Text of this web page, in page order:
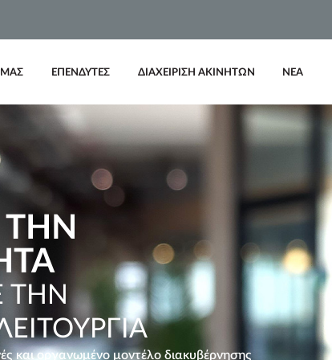
ΕΠΕΝΔΥΤΕΣ ΔΙΑΧΕΙΡΙΣΗ ΑΚΙΝΗΤΩΝ ΝΕΑ
ΤΗΝ
ΤΗΝ
και οργανωμένο μοντέλο διακυβέρνησης